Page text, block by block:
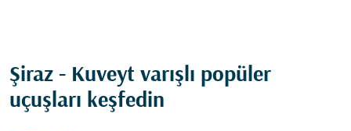
Şiraz - Kuveyt varışlı popüler
uçuşları keşfedin